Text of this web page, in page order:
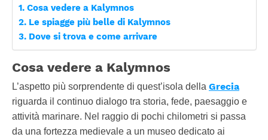
Cosa vedere a Kalymnos
Le spiagge più belle di Kalymnos
Dove si trova e come arrivare
Cosa vedere a Kalymnos
L’aspetto più sorprendente di quest’isola della Grecia
riguarda il continuo dialogo tra storia, fede, paesaggio e
attività marinare. Nel raggio di pochi chilometri si passa
da una fortezza medievale a un museo dedicato ai